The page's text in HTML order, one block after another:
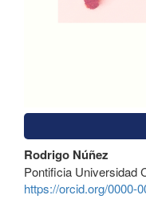
Contenido
principal
del
artículo
Rodrigo Núñez
Pontificia Universidad
https://orcid.org/0000-